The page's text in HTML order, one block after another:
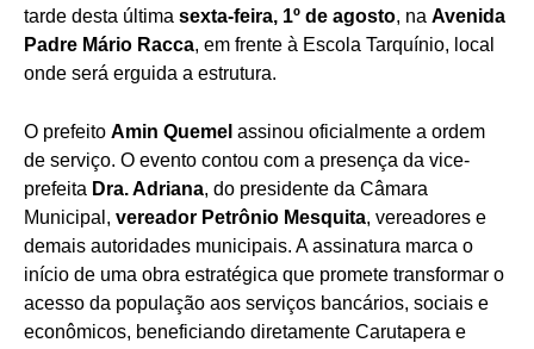
tarde desta última sexta-feira, 1º de agosto, na Avenida
Padre Mário Racca, em frente à Escola Tarquínio, local
onde será erguida a estrutura.
O prefeito Amin Quemel assinou oficialmente a ordem
de serviço. O evento contou com a presença da vice-
prefeita Dra. Adriana, do presidente da Câmara
Municipal, vereador Petrônio Mesquita, vereadores e
demais autoridades municipais. A assinatura marca o
início de uma obra estratégica que promete transformar o
acesso da população aos serviços bancários, sociais e
econômicos, beneficiando diretamente Carutapera e